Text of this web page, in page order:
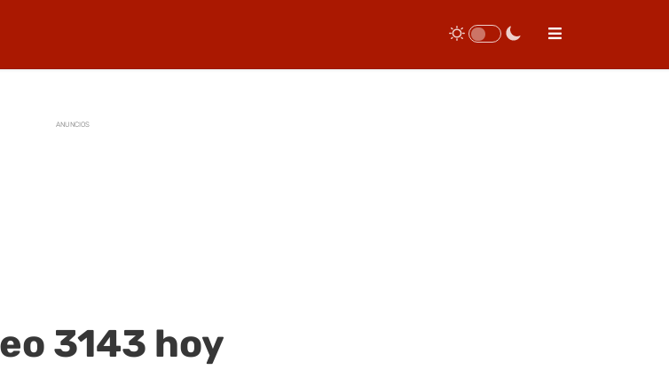
ANUNCIOS
3143 hoy